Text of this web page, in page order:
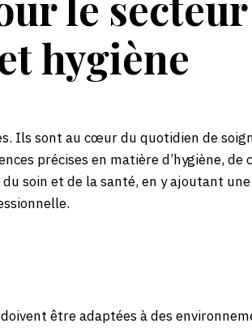
hygiène
Ils sont au cœur du quotidien de
précises en matière d’hygiène,
soin et de la santé, en y ajoutant
être adaptées à des